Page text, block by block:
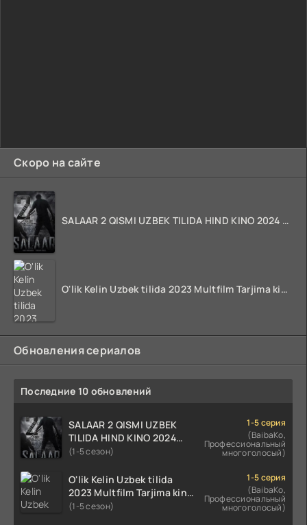
Скоро на сайте
SALAAR 2 QISMI UZBEK TILIDA HIND KINO 2024 TARJIMA 720p HD Skachat
O'lik Kelin Uzbek tilida 2023 Multfilm Tarjima kino skachat
Обновления сериалов
Последние 10 обновлений
SALAAR 2 QISMI UZBEK
TILIDA HIND KINO 2024
TARJIMA 720p HD Skachat
(1-5 сезон)
1-5 серия
(BaibaKo,
Профессиональный
многоголосый)
O'lik Kelin Uzbek tilida
2023 Multfilm Tarjima kino
skachat
(1-5 сезон)
1-5 серия
(BaibaKo,
Профессиональный
многоголосый)